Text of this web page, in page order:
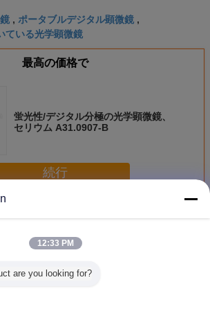
, ポータブルデジタル顕微鏡 ,
ている光学顕微鏡
最高の価格で
蛍光性/デジタル分極の光学顕微鏡、
セリウム A31.0907-B
続行
微鏡
12:33 PM
are you looking for?